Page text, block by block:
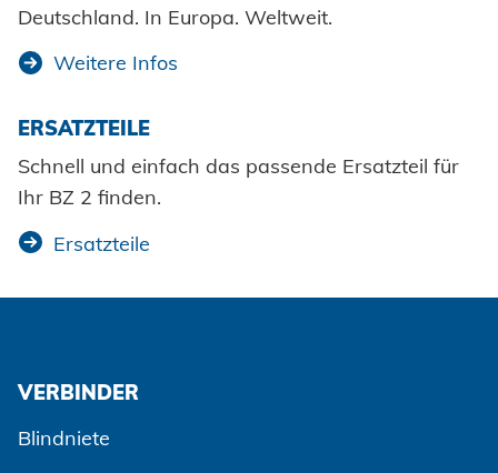
50 x OPTO
Mehrbereichs-
Blindniet ALU/STAHL
4,0 x 6,0 Flachkopf
Klemmbereich: 0,5 - 3,0 mm
50 xOPTO®Mehrbereichs-
Deutschland. In Europa. Weltweit.
Weitere Infos
ERSATZTEILE
Schnell und einfach das passende Ersatzteil für
Ihr BZ 2 finden.
Ersatzteile
VERBINDER
Blindniete